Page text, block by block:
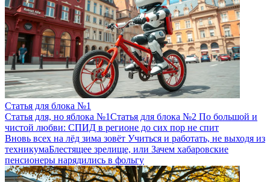
Статья для блока №1
Статья для, но яблока №1Статья для блока №2 По большой и
чистой любви: СПИД в регионе до сих пор не спит
Вновь всех на лёд зима зовёт Учиться и работать, не выходя из
техникумаБлестящее зрелище, или Зачем хабаровские
пенсионеры нарядились в фольгу